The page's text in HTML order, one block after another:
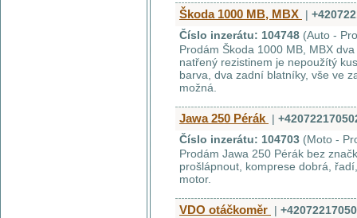
Škoda 1000 MB, MBX |
Číslo inzerátu: 104748 (Auto -
Prodám Škoda 1000 MB, MBX
natřený rezistinem je nepoužítý
barva, dva zadní blatníky, vše ve
možná.
Jawa 250 Pérák |
Číslo inzerátu: 104703 (Moto -
Prodám Jawa 250 Pérák bez
prošlápnout, komprese dobrá,
motor.
VDO otáčkoměr |